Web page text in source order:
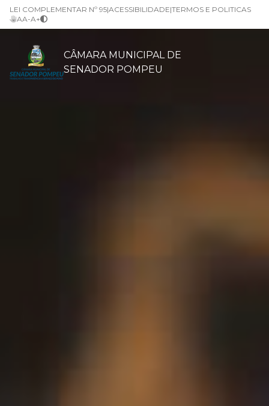
LEI COMPLEMENTAR Nº 95|ACESSIBILIDADE|TERMOS E POLITICAS
AA-A+
CÂMARA MUNICIPAL DE
SENADOR POMPEU